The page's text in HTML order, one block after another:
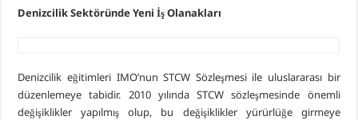
Denizcilik Sektöründe Yeni İş Olanakları
Denizcilik eğitimleri IMO’nun STCW Sözleşmesi ile uluslararası bir
düzenlemeye tabidir. 2010 yılında STCW sözleşmesinde önemli
değişiklikler yapılmış olup, bu değişiklikler yürürlüğe girmeye